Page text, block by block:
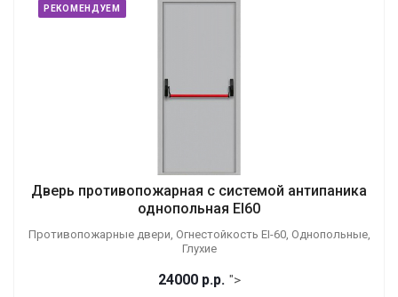
РЕКОМЕНДУЕМ
Дверь противопожарная с системой антипаника
однопольная EI60
Противопожарные двери, Огнестойкость EI-60, Однопольные,
Глухие
24000 р.р. ">